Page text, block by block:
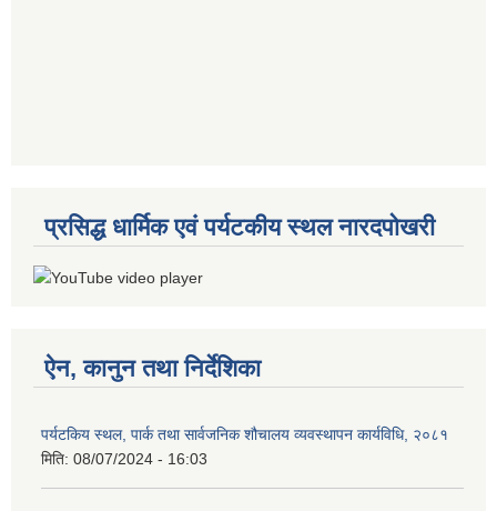
प्रसिद्ध धार्मिक एवं पर्यटकीय स्थल नारदपोखरी
ऐन, कानुन तथा निर्देशिका
पर्यटकिय स्थल, पार्क तथा सार्वजनिक शौचालय व्यवस्थापन कार्यविधि, २०८१
मिति: 08/07/2024 - 16:03